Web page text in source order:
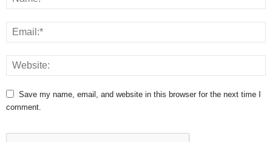
Save my name, email, and website in this browser for the next time I
comment.